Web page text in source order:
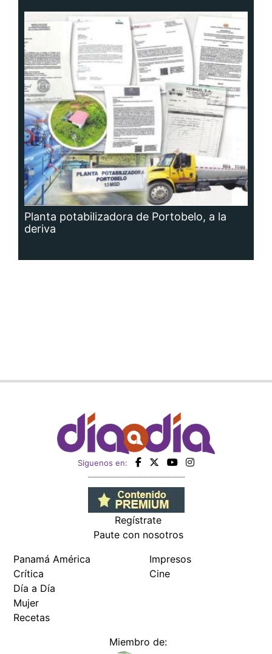
Planta potabilizadora de Portobelo, a la
deriva
Siguenos en:
Regístrate
Paute con nosotros
Panamá América
Crítica
Día a Día
Mujer
Recetas
Impresos
Cine
Miembro de: